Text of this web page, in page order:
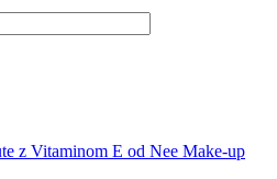
z Vitaminom E od Nee Make-up